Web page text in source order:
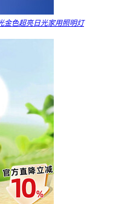
金色超亮日光家用照明灯